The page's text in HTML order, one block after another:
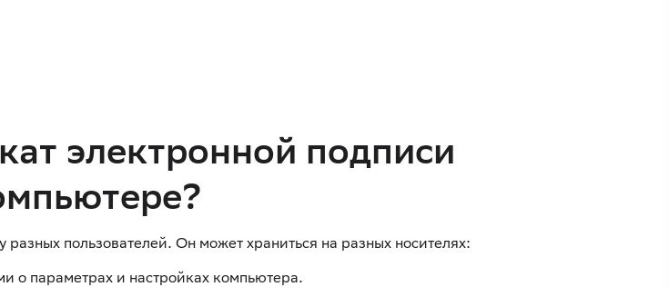
электронной подписи
пользователей. Он может храниться на разных носителях:
о параметрах и настройках компьютера.